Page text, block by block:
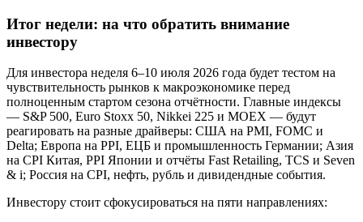
Итог недели: на что обратить внимание
инвестору
Для инвестора неделя 6–10 июля 2026 года будет тестом на
чувствительность рынков к макроэкономике перед
полноценным стартом сезона отчётности. Главные индексы
— S&P 500, Euro Stoxx 50, Nikkei 225 и MOEX — будут
реагировать на разные драйверы: США на PMI, FOMC и
Delta; Европа на PPI, ЕЦБ и промышленность Германии; Азия
на CPI Китая, PPI Японии и отчёты Fast Retailing, TCS и Seven
& i; Россия на CPI, нефть, рубль и дивидендные события.
Инвестору стоит сфокусироваться на пяти направлениях: